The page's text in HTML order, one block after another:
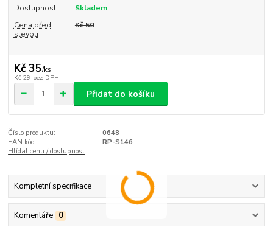
Dostupnost
Skladem
Cena před
slevou
Kč 50
Kč 35/ks
Kč 29 bez DPH
Přidat do košíku
Číslo produktu:
0648
EAN kód:
RP-S146
Hlídat cenu / dostupnost
Kompletní specifikace
Komentáře 0